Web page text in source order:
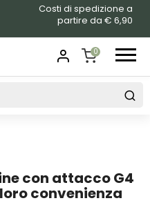
Costi di spedizione a
partire da € 6,90
0
SHOPPING
con attacco G4
convenienza